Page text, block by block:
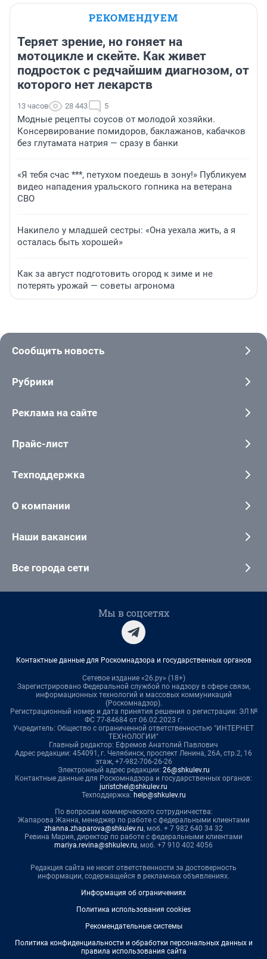
РЕКОМЕНДУЕМ
Теряет зрение, но гоняет на
мотоцикле и скейте. Как живет
подросток с редчайшим диагнозом, от
которого нет лекарств
13 часов 28 443 5
Модные рецепты соусов от молодой хозяйки.
Консервирование помидоров, баклажанов, кабачков
без глутамата натрия — сразу в банки
«Я тебя счас ***, петухом поедешь в зону!» Публикуем
видео нападения уральского гопника на ветерана
СВО
Накипело у младшей сестры: «Она уехала жить, а я
осталась быть хорошей»
Как за август подготовить огород к зиме и не
потерять урожай — советы агронома
Сообщить новость
Рубрики
Реклама на сайте
Прайс-лист
Техподдержка
О компании
Наши вакансии
Все города сети
Мы в соцсетях
Контактные данные для Роскомнадзора и государственных органов
Сетевое издание «26.ру» (18+)
Зарегистрировано Федеральной службой по надзору в сфере связи,
информационных технологий и массовых коммуникаций
(Роскомнадзор).
Регистрационный номер и дата принятия решения о регистрации: ЭЛ №
ФС 77-84684 от 06.02.2023 г.
Учредитель: Общество с ограниченной ответственностью "ИНТЕРНЕТ
ТЕХНОЛОГИИ"
Главный редактор: Ефремов Анатолий Павлович
Адрес редакции: 454091, г. Челябинск, проспект Ленина, 26А, стр.2, 16
этаж, +7-982-706-26-26
Электронный адрес редакции: 26@shkulev.ru
Контактные данные для Роскомнадзора и государственных органов:
juristchel@shkulev.ru
Техподдержка: help@shkulev.ru
По вопросам коммерческого сотрудничества:
Жапарова Жанна, менеджер по работе с федеральными клиентами
zhanna.zhaparova@shkulev.ru, моб. + 7 982 640 34 32
Ревина Мария, директор по работе с федеральными клиентами
mariya.revina@shkulev.ru, моб. +7 910 402 4056
Редакция сайта не несет ответственности за достоверность
информации, содержащейся в рекламных объявлениях.
Информация об ограничениях
Политика использования cookies
Рекомендательные системы
Политика конфиденциальности и обработки персональных данных и
правила использования сайта